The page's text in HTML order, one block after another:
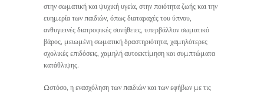
στην σωματική και ψυχική υγεία, στην ποιότητα ζωής και την
ευημερία των παιδιών, όπως διαταραχές του ύπνου,
ανθυγιεινές διατροφικές συνήθειες, υπερβάλλον σωματικό
βάρος, μειωμένη σωματική δραστηριότητα, χαμηλότερες
σχολικές επιδόσεις, χαμηλή αυτοεκτίμηση και συμπτώματα
κατάθλιψης.
Ωστόσο, η ενασχόληση των παιδιών και των εφήβων με τις